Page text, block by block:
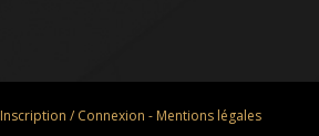
Inscription / Connexion - Mentions légales